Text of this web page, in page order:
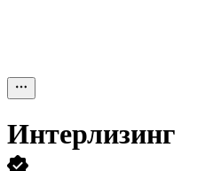
Интерлизинг